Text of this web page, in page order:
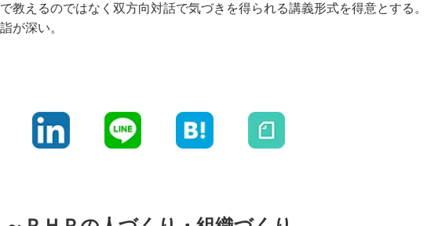
教えるのではなく双方向対話で気づきを得られる講義形式を得意とする。
が深い。